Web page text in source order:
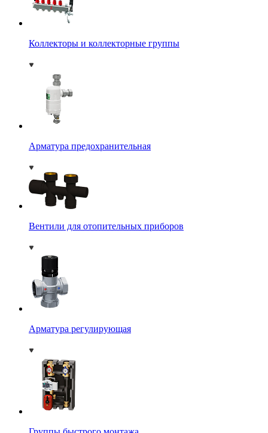
Коллекторы и коллекторные группы
Арматура предохранительная
Вентили для отопительных приборов
Арматура регулирующая